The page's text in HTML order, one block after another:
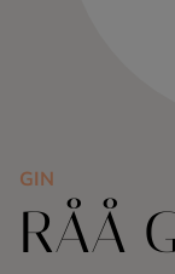
Likör
GIN
RÅÅ